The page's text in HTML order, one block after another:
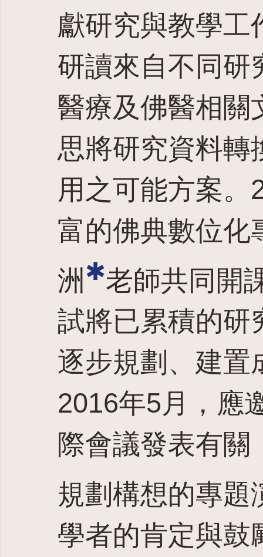
獻研究與教學工
研讀來自不同研
醫療及佛醫相關
思將研究資料轉
用之可能方案。
富的佛典數位化
洲 ✱老師共同開
試將已累積的研
逐步規劃、建置
2016年5月，應
際會議發表有關
規劃構想的專題
學者的肯定與鼓